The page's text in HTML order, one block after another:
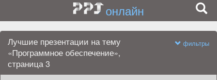
онлайн
Лучшие презентации на тему
«Программное обеспечение»,
страница 3
фильтры